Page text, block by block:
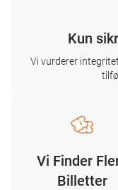
Kun
Vi vurderer
Vi Finder
Billetter